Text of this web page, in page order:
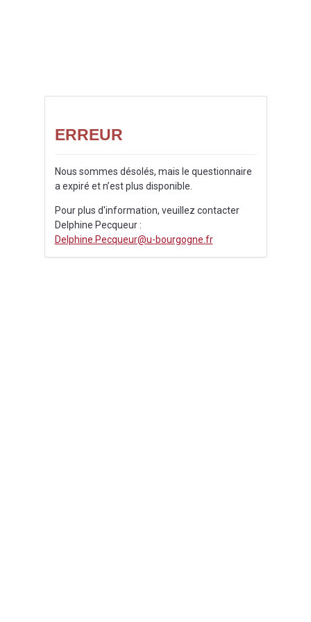
ERREUR
Nous sommes désolés, mais le questionnaire
a expiré et n’est plus disponible.
Pour plus d'information, veuillez contacter
Delphine Pecqueur :
Delphine.Pecqueur@u-bourgogne.fr